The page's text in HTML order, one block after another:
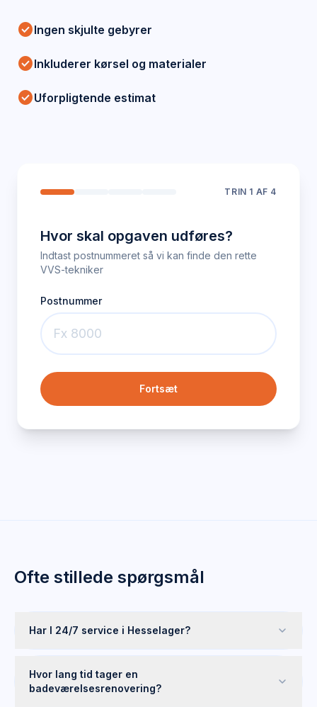
check_circleIngen skjulte gebyrer
check_circleInkluderer kørsel og materialer
check_circleUforpligtende estimat
TRIN 1 AF 4
Hvor skal opgaven udføres?
Indtast postnummeret så vi kan finde den rette
VVS-tekniker
Postnummer
Fortsæt
Ofte stillede spørgsmål
Har I 24/7 service i Hesselager?
Hvor lang tid tager en
badeværelsesrenovering?